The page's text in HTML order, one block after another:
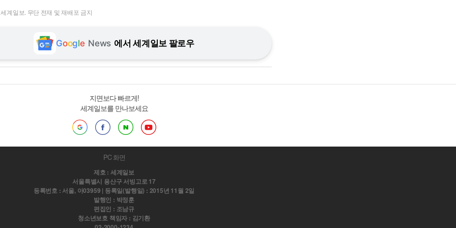
계일보. 무단 전재 및 재배포 금지
Google News 에서 세계일보 팔로우
지면보다 빠르게!
세계일보를 만나보세요
PC 화면
제호 : 세계일보
서울특별시 용산구 서빙고로 17
등록번호 : 서울, 아03959 | 등록일(발행일) : 2015년 11월 2일
발행인 : 박정훈
편집인 : 조남규
청소년보호 책임자 : 김기환